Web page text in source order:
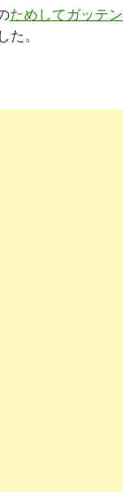
ためしてガッテン
た。